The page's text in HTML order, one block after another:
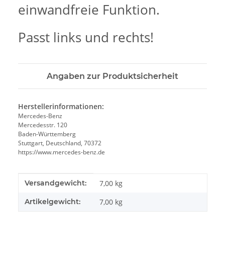
einwandfreie Funktion.
Passt links und rechts!
Angaben zur Produktsicherheit
Herstellerinformationen:
Mercedes-Benz
Mercedesstr. 120
Baden-Württemberg
Stuttgart, Deutschland, 70372
https://www.mercedes-benz.de
Produkteigenschaft
Wert
Versandgewicht: 7,00 kg
Artikelgewicht: 7,00 kg